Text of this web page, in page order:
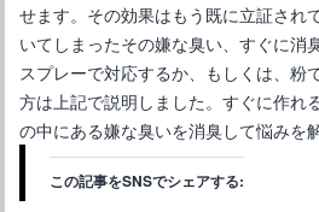
せます。その効果はもう既に立証され
いてしまったその嫌な臭い、すぐに消
スプレーで対応するか、もしくは、粉
方は上記で説明しました。すぐに作れ
の中にある嫌な臭いを消臭して悩みを
この記事をSNSでシェアする: